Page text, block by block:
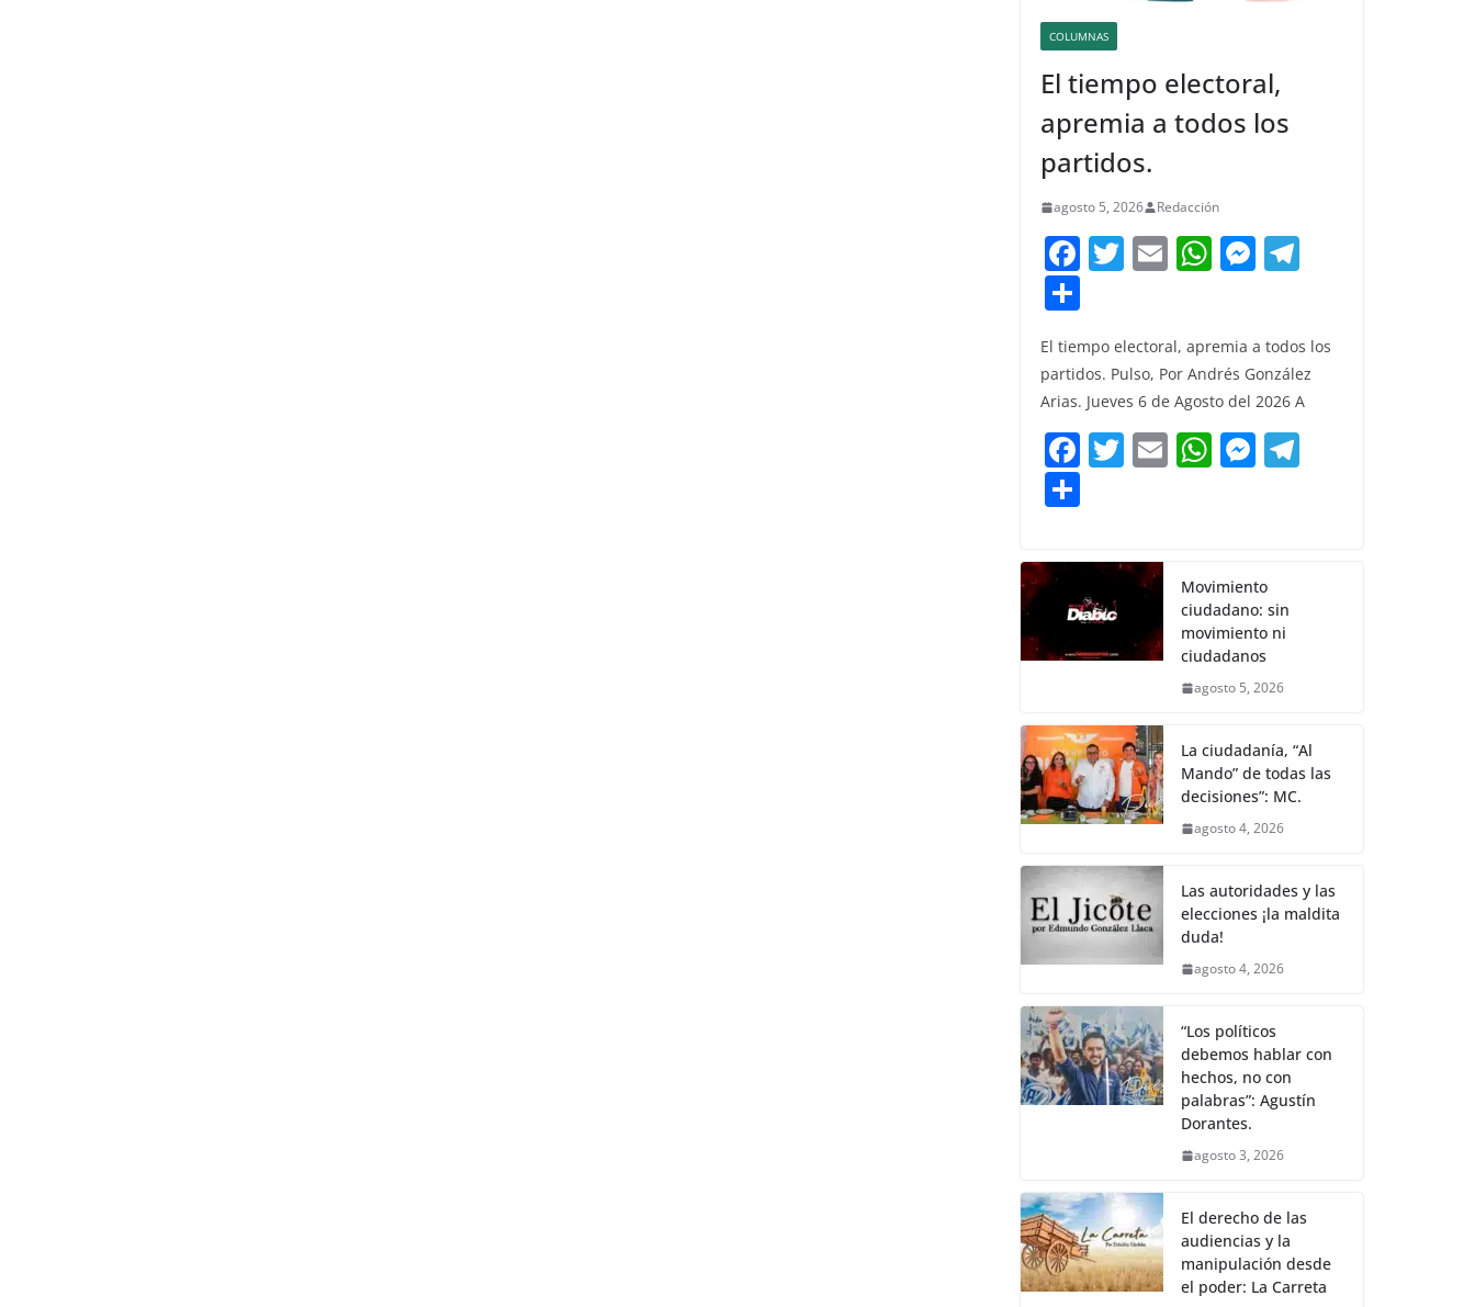
COLUMNAS
El tiempo electoral,
apremia a todos los
partidos.
agosto 5, 2026 Redacción
F
e
b
o
o
T
er
E
l
W
s
A
p
p
M
e
n
g
er
gr
a
m
p
ar
tir
El tiempo electoral, apremia a todos los
partidos. Pulso, Por Andrés González
Arias. Jueves 6 de Agosto del 2026 A
F
e
b
o
o
T
er
E W
A
p
p
M
n
g
er
m
p
ar
tir
Movimiento
ciudadano: sin
movimiento ni
ciudadanos
agosto 5, 2026
La ciudadanía, “Al
Mando” de todas las
decisiones”: MC.
agosto 4, 2026
Las autoridades y las
elecciones ¡la maldita
duda!
agosto 4, 2026
“Los políticos
debemos hablar con
hechos, no con
palabras”: Agustín
Dorantes.
agosto 3, 2026
El derecho de las
audiencias y la
manipulación desde
el poder: La Carreta